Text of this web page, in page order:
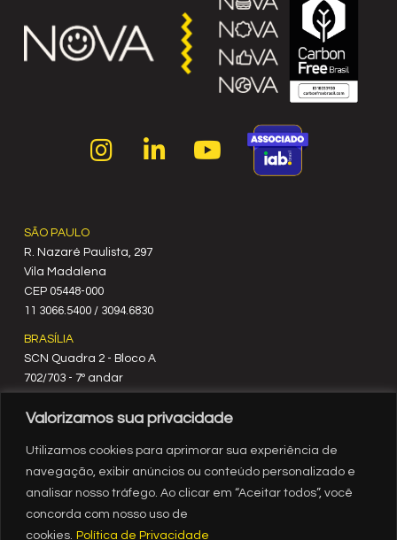
Valorizamos sua privacidade
Utilizamos cookies para aprimorar sua experiência de
navegação, exibir anúncios ou conteúdo personalizado e
analisar nosso tráfego. Ao clicar em “Aceitar todos”, você
concorda com nosso uso de
cookies. Política de Privacidade
SÃO PAULO
R. Nazaré Paulista, 297
Vila Madalena
C‍EP 05448-000
11 3066.5400 / 3094.6830
BRASÍLIA
SCN Quadra 2 - Bloco A
702/703 - 7º andar
CEP 70712-900
61 3329.8200
RIO DE JANEIRO
Rua México, nº 3